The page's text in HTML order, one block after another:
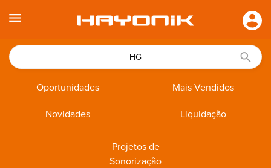
Oportunidades Mais Vendidos
Novidades Liquidação
Projetos de
Sonorização